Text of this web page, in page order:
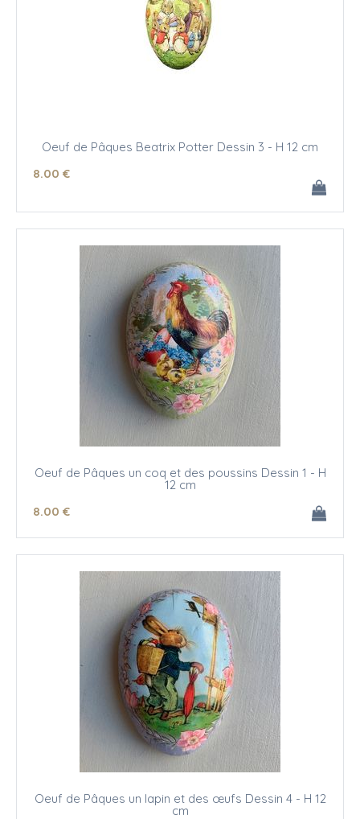
Oeuf de Pâques Beatrix Potter Dessin 3 - H 12 cm
8.00 €
Oeuf de Pâques un coq et des poussins Dessin 1 - H
12 cm
8.00 €
Oeuf de Pâques un lapin et des œufs Dessin 4 - H 12
cm